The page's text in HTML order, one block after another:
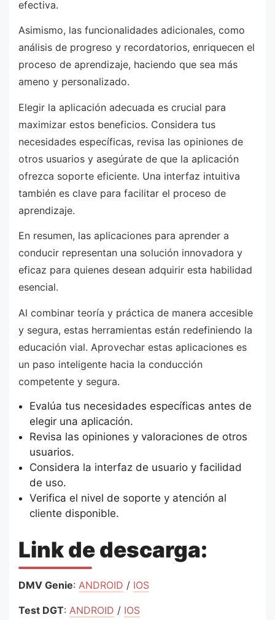
efectiva.
Asimismo, las funcionalidades adicionales, como
análisis de progreso y recordatorios, enriquecen el
proceso de aprendizaje, haciendo que sea más
ameno y personalizado.
Elegir la aplicación adecuada es crucial para
maximizar estos beneficios. Considera tus
necesidades específicas, revisa las opiniones de
otros usuarios y asegúrate de que la aplicación
ofrezca soporte eficiente. Una interfaz intuitiva
también es clave para facilitar el proceso de
aprendizaje.
En resumen, las aplicaciones para aprender a
conducir representan una solución innovadora y
eficaz para quienes desean adquirir esta habilidad
esencial.
Al combinar teoría y práctica de manera accesible
y segura, estas herramientas están redefiniendo la
educación vial. Aprovechar estas aplicaciones es
un paso inteligente hacia la conducción
competente y segura.
Evalúa tus necesidades específicas antes de
elegir una aplicación.
Revisa las opiniones y valoraciones de otros
usuarios.
Considera la interfaz de usuario y facilidad
de uso.
Verifica el nivel de soporte y atención al
cliente disponible.
Link de descarga:
DMV Genie: ANDROID / IOS
Test DGT: ANDROID / IOS